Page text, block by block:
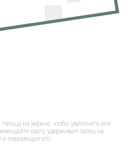
на экране, чтобы увеличить или
карту удерживая палец на
и перемещая его.